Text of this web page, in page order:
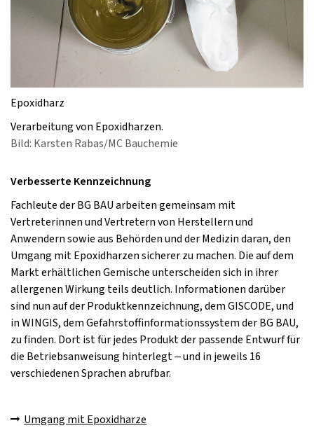
Epoxidharz
Verarbeitung von Epoxidharzen.
Bild: Karsten Rabas/MC Bauchemie
Verbesserte Kennzeichnung
Fachleute der BG BAU arbeiten gemeinsam mit
Vertreterinnen und Vertretern von Herstellern und
Anwendern sowie aus Behörden und der Medizin daran, den
Umgang mit Epoxidharzen sicherer zu machen. Die auf dem
Markt erhältlichen Gemische unterscheiden sich in ihrer
allergenen Wirkung teils deutlich. Informationen darüber
sind nun auf der Produktkennzeichnung, dem GISCODE, und
in WINGIS, dem Gefahrstoffinformationssystem der BG BAU,
zu finden. Dort ist für jedes Produkt der passende Entwurf für
die Betriebsanweisung hinterlegt – und in jeweils 16
verschiedenen Sprachen abrufbar.
Umgang mit Epoxidharze